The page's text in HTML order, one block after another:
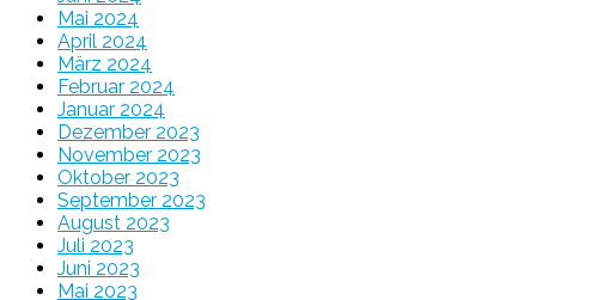
Mai 2024
April 2024
März 2024
Februar 2024
Januar 2024
Dezember 2023
November 2023
Oktober 2023
September 2023
August 2023
Juli 2023
Juni 2023
Mai 2023